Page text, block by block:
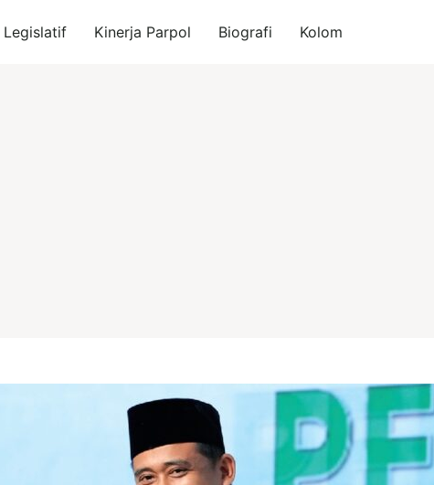
Legislatif Kinerja Parpol Biografi Kolom